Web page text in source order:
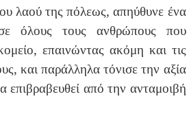
λαού της πόλεως, απηύθυνε ένα
όλους τους ανθρώπους που
επαινώντας ακόμη και τις
και παράλληλα τόνισε την αξία
επιβραβευθεί από την ανταμοιβή